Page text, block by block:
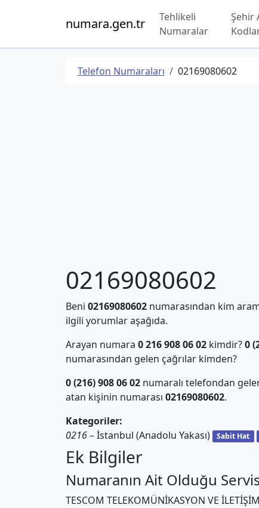
numara.gen.tr
Tehlikeli
Numaralar
Şehir
Telefon Numaraları 02169080602
02169080602
Beni 02169080602numarasından kim
ilgili yorumlar aşağıda.
Arayan numara 0 216 908 06 02kimdir?0
numarasından gelen çağrılar kimden?
0 (216) 908 06 02numaralı telefondan
atan kişinin numarası 02169080602.
Kategoriler:
0216– İstanbul (Anadolu Yakası) Sabit Hat
Ek Bilgiler
Numaranın Ait Olduğu Servis
TESCOM TELEKOMÜNİKASYON VE